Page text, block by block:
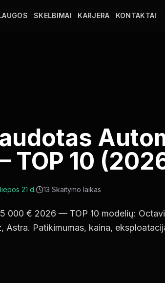
SKELBIMAI KARJERA KONTAKTAI
TOP 10
21 d. 13 Skaitymo laikas
000 € 2026 — TOP 10 modelių:
Patikimumas, kaina,